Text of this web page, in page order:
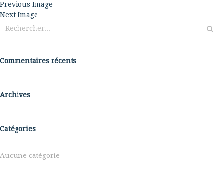
Previous Image
Next Image
Rechercher :
Commentaires récents
Archives
Catégories
Aucune catégorie